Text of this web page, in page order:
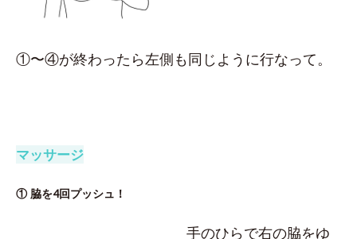
①〜④が終わったら左側も同じように行なって。
マッサージ
① 脇を4回プッシュ！
手のひらで右の脇をゆ